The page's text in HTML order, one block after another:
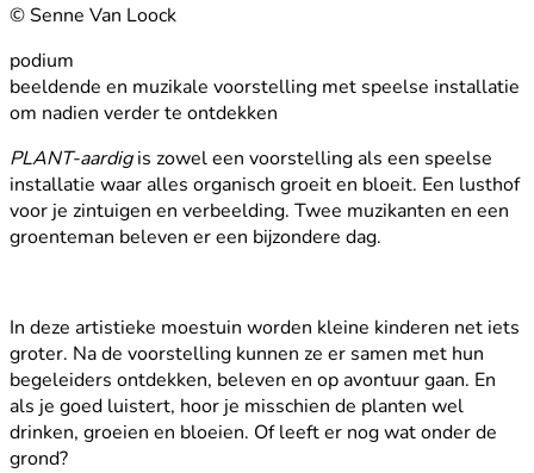
© Senne Van Loock
podium
beeldende en muzikale voorstelling met speelse installatie
om nadien verder te ontdekken
PLANT-aardigis zowel een voorstelling als een speelse
installatie waar alles organisch groeit en bloeit. Een lusthof
voor je zintuigen en verbeelding. Twee muzikanten en een
groenteman beleven er een bijzondere dag.
In deze artistieke moestuin worden kleine kinderen net iets
groter. Na de voorstelling kunnen ze er samen met hun
begeleiders ontdekken, beleven en op avontuur gaan. En
als je goed luistert, hoor je misschien de planten wel
drinken, groeien en bloeien. Of leeft er nog wat onder de
grond?